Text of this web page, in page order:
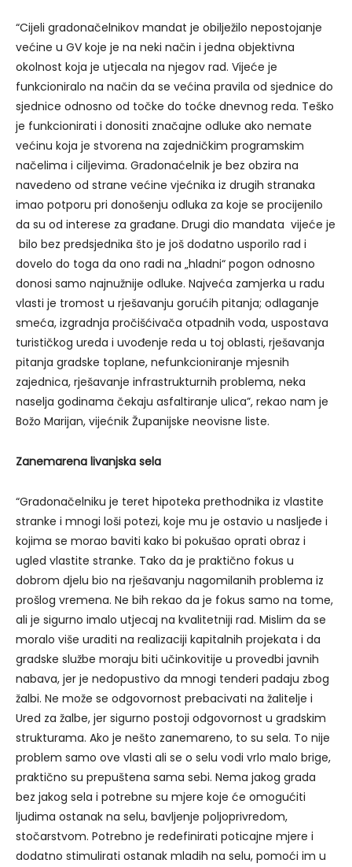
“Cijeli gradonačelnikov mandat je obilježilo nepostojanje
većine u GV koje je na neki način i jedna objektivna
okolnost koja je utjecala na njegov rad. Vijeće je
funkcioniralo na način da se većina pravila od sjednice do
sjednice odnosno od točke do toćke dnevnog reda. Teško
je funkcionirati i donositi značajne odluke ako nemate
većinu koja je stvorena na zajedničkim programskim
načelima i ciljevima. Gradonaćelnik je bez obzira na
navedeno od strane većine vjećnika iz drugih stranaka
imao potporu pri donošenju odluka za koje se procijenilo
da su od interese za građane. Drugi dio mandata vijeće je
bilo bez predsjednika što je još dodatno usporilo rad i
dovelo do toga da ono radi na „hladni“ pogon odnosno
donosi samo najnužnije odluke. Najveća zamjerka u radu
vlasti je tromost u rješavanju gorućih pitanja; odlaganje
smeća, izgradnja pročišćivača otpadnih voda, uspostava
turističkog ureda i uvođenje reda u toj oblasti, rješavanja
pitanja gradske toplane, nefunkcioniranje mjesnih
zajednica, rješavanje infrastrukturnih problema, neka
naselja godinama čekaju asfaltiranje ulica”, rekao nam je
Božo Marijan, vijećnik Županijske neovisne liste.
Zanemarena livanjska sela
“Gradonačelniku je teret hipoteka prethodnika iz vlastite
stranke i mnogi loši potezi, koje mu je ostavio u nasljeđe i
kojima se morao baviti kako bi pokušao oprati obraz i
ugled vlastite stranke. Tako da je praktično fokus u
dobrom djelu bio na rješavanju nagomilanih problema iz
prošlog vremena. Ne bih rekao da je fokus samo na tome,
ali je sigurno imalo utjecaj na kvalitetniji rad. Mislim da se
moralo više uraditi na realizaciji kapitalnih projekata i da
gradske službe moraju biti učinkovitije u provedbi javnih
nabava, jer je nedopustivo da mnogi tenderi padaju zbog
žalbi. Ne može se odgovornost prebacivati na žalitelje i
Ured za žalbe, jer sigurno postoji odgovornost u gradskim
strukturama. Ako je nešto zanemareno, to su sela. To nije
problem samo ove vlasti ali se o selu vodi vrlo malo brige,
praktično su prepuštena sama sebi. Nema jakog grada
bez jakog sela i potrebne su mjere koje će omogućiti
ljudima ostanak na selu, bavljenje poljoprivredom,
stočarstvom. Potrebno je redefinirati poticajne mjere i
dodatno stimulirati ostanak mladih na selu, pomoći im u